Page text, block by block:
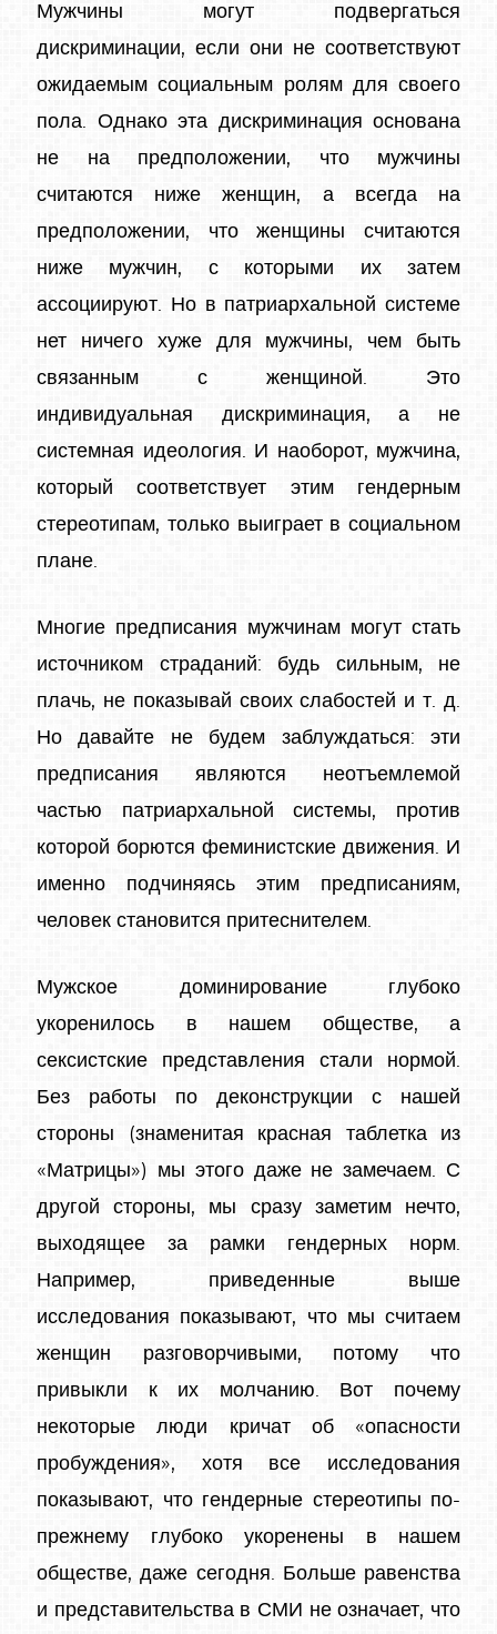
Мужчины могут подвергаться
дискриминации, если они не соответствуют
ожидаемым социальным ролям для своего
пола. Однако эта дискриминация основана
не на предположении, что мужчины
считаются ниже женщин, а всегда на
предположении, что женщины считаются
ниже мужчин, с которыми их затем
ассоциируют. Но в патриархальной системе
нет ничего хуже для мужчины, чем быть
связанным с женщиной. Это
индивидуальная дискриминация, а не
системная идеология. И наоборот, мужчина,
который соответствует этим гендерным
стереотипам, только выиграет в социальном
плане.
Многие предписания мужчинам могут стать
источником страданий: будь сильным, не
плачь, не показывай своих слабостей и т. д.
Но давайте не будем заблуждаться: эти
предписания являются неотъемлемой
частью патриархальной системы, против
которой борются феминистские движения. И
именно подчиняясь этим предписаниям,
человек становится притеснителем.
Мужское доминирование глубоко
укоренилось в нашем обществе, а
сексистские представления стали нормой.
Без работы по деконструкции с нашей
стороны (знаменитая красная таблетка из
«Матрицы») мы этого даже не замечаем. С
другой стороны, мы сразу заметим нечто,
выходящее за рамки гендерных норм.
Например, приведенные выше
исследования показывают, что мы считаем
женщин разговорчивыми, потому что
привыкли к их молчанию. Вот почему
некоторые люди кричат ​​об «опасности
пробуждения», хотя все исследования
показывают, что гендерные стереотипы по-
прежнему глубоко укоренены в нашем
обществе, даже сегодня. Больше равенства
и представительства в СМИ не означает, что